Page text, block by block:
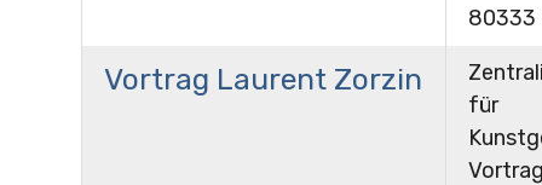
80333
Vortrag Laurent Zorzin
für